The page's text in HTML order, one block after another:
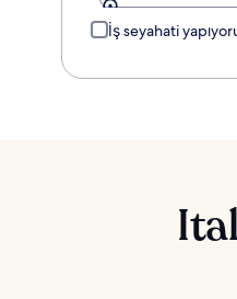
İş seyahati